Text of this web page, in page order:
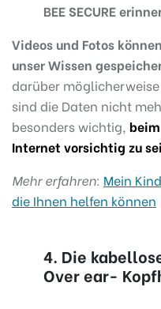
BEE SECURE
Videos und Fotos
unser Wissen
darüber
sind die Daten nicht
besonders wichtig,
Internet vorsichtig zu
Mehr erfahren: Mein
die Ihnen helfen können
4. Die
Over ear-